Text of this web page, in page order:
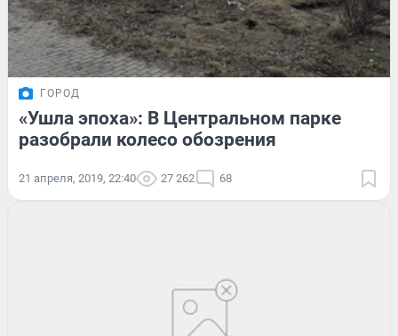
ГОРОД
«Ушла эпоха»: В Центральном парке
разобрали колесо обозрения
21 апреля, 2019, 22:40 27 262 68